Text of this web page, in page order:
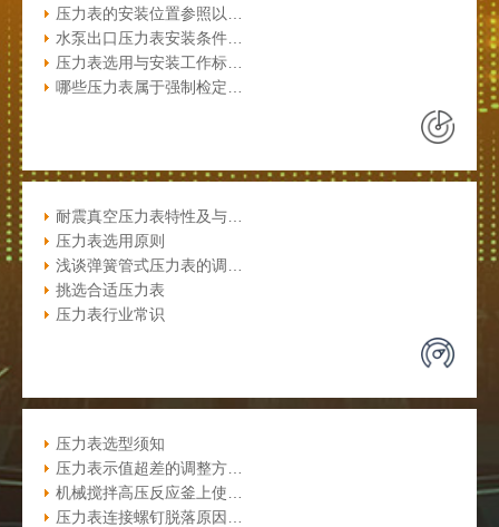
压力表的安装位置参照以…
水泵出口压力表安装条件…
压力表选用与安装工作标…
哪些压力表属于强制检定…
耐震真空压力表特性及与…
压力表选用原则
浅谈弹簧管式压力表的调…
挑选合适压力表
压力表行业常识
压力表选型须知
压力表示值超差的调整方…
机械搅拌高压反应釜上使…
压力表连接螺钉脱落原因…